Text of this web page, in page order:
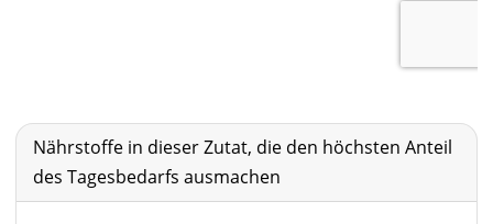
Nährstoffe in dieser Zutat, die den höchsten Anteil
des Tagesbedarfs ausmachen